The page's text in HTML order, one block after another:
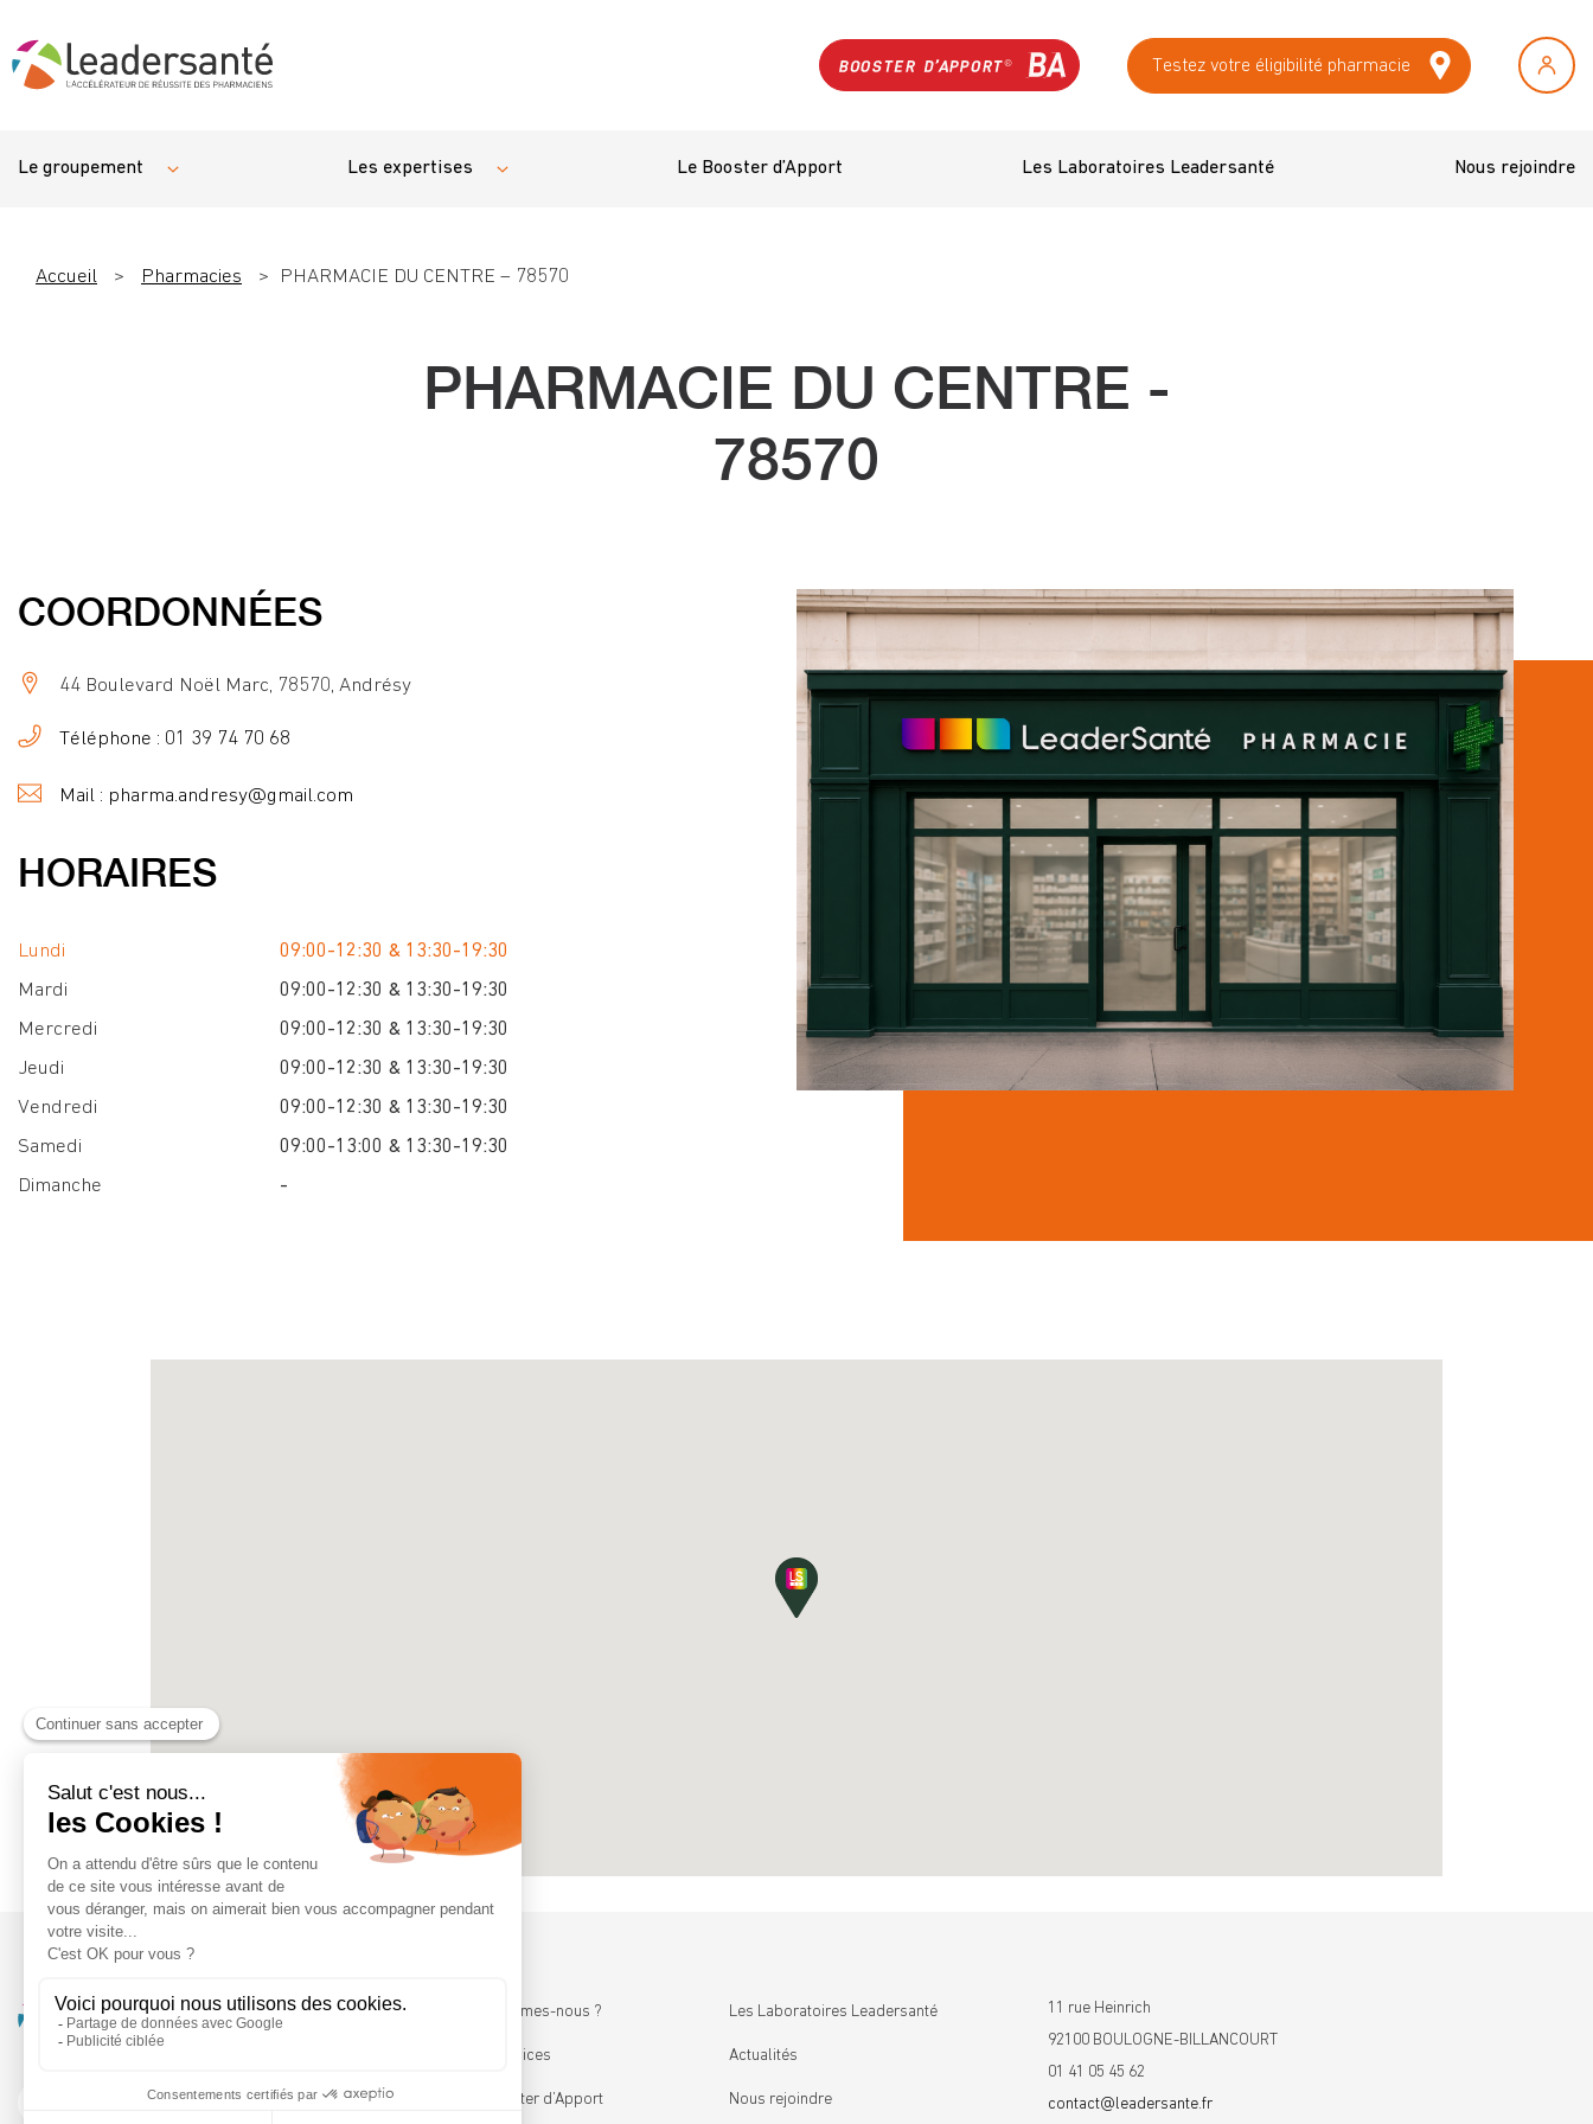
Testez votre éligibilité pharmacie
Le groupement Les expertises Le Booster d’Apport Les Laboratoires Leadersanté Nous rejoindre
Accueil > Pharmacies > PHARMACIE DU CENTRE – 78570
PHARMACIE DU CENTRE -
78570
COORDONNÉES
44 Boulevard Noël Marc, 78570, Andrésy
Téléphone : 01 39 74 70 68
Mail : pharma.andresy@gmail.com
HORAIRES
Lundi
09:00-12:30 & 13:30-19:30
Mardi
09:00-12:30 & 13:30-19:30
Mercredi
09:00-12:30 & 13:30-19:30
Jeudi
09:00-12:30 & 13:30-19:30
Vendredi
09:00-12:30 & 13:30-19:30
Samedi
09:00-13:00 & 13:30-19:30
Dimanche
-
Qui sommes-nous ?
Les services
Le Booster d’Apport
Les Laboratoires Leadersanté
Actualités
Nous rejoindre
11 rue Heinrich
92100 BOULOGNE-BILLANCOURT
01 41 05 45 62
contact@leadersante.fr